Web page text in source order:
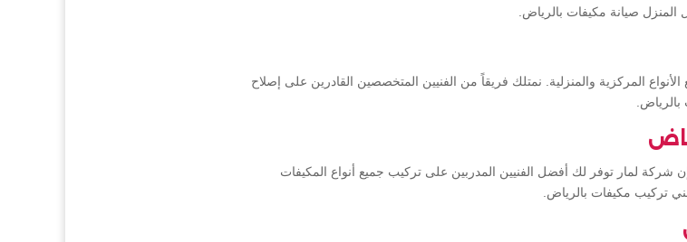
صيانة مكيفات بالرياض.
المركزية والمنزلية. نمتلك فريقاً من الفنيين المتخصصين القادرين على إصلاح
لمار توفر لك أفضل الفنيين المدربين على تركيب جميع أنواع المكيفات
تركيب مكيفات بالرياض.